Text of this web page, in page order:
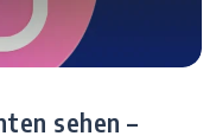
sehen –